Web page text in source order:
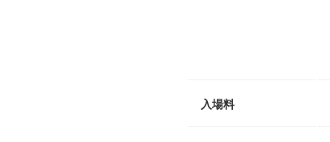
入場料